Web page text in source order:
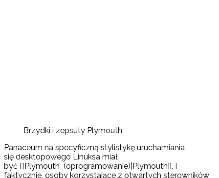
Brzydki i zepsuty Plymouth
Panaceum na specyficzną stylistykę uruchamiania
się desktopowego Linuksa miał
być [[Plymouth_(oprogramowanie)|Plymouth]]. I
faktycznie, osoby korzystające z otwartych sterowników